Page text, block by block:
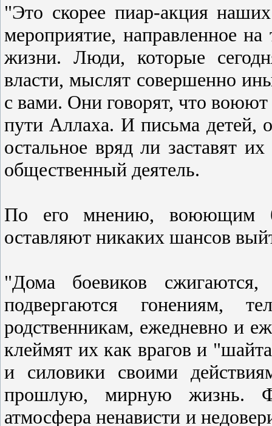
"Это скорее пиар-акция
мероприятие, направленное
жизни. Люди, которые
власти, мыслят совершенно
с вами. Они говорят, что воюют
пути Аллаха. И письма детей,
остальное вряд ли заставят
общественный деятель.
По его мнению, воюющим
оставляют никаких шансов
"Дома боевиков
подвергаются гонениям,
родственникам, ежедневно и
клеймят их как врагов и
и силовики своими
прошлую, мирную жизнь.
атмосфера ненависти и